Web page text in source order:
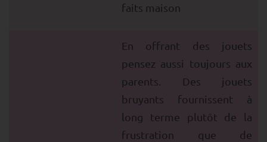
faits maison
En offrant des jouets
pensez aussi toujours aux
parents. Des jouets
bruyants fournissent à
long terme plutôt de la
frustration que de